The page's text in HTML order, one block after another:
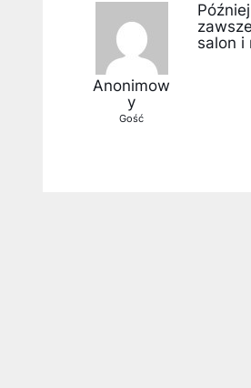
Anonimow
y
Gość
salon i